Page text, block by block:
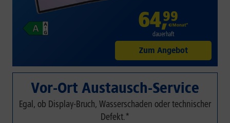
64,99
€/Monat*
dauerhaft
Zum Angebot
Vor-Ort Austausch-Service
Egal, ob Display-Bruch, Wasserschaden oder technischer
Defekt.*